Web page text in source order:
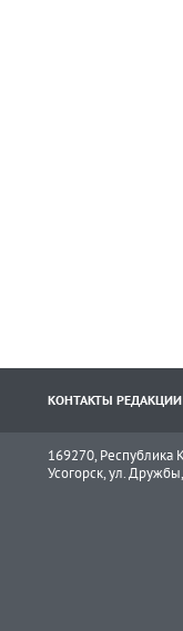
КОНТАКТЫ РЕДАКЦИИ
169270, Республика
Усогорск, ул.